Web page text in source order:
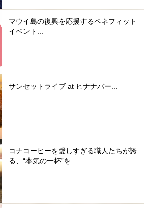
マウイ島の復興を応援するベネフィット
イベント...
サンセットライブ at ヒナナバー...
コナコーヒーを愛しすぎる職人たちが誇
る、“本気の一杯”を...